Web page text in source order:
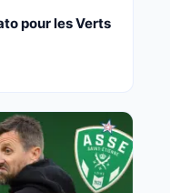
pour les Verts